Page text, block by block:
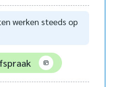
werken steeds op